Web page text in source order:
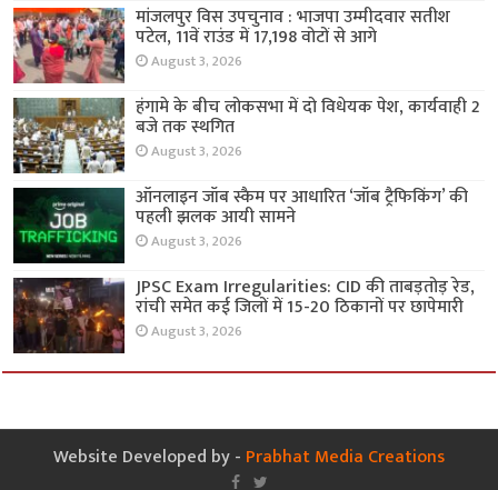
मांजलपुर विस उपचुनाव : भाजपा उम्मीदवार सतीश
पटेल, 11वें राउंड में 17,198 वोटों से आगे
August 3, 2026
हंगामे के बीच लोकसभा में दो विधेयक पेश, कार्यवाही 2
बजे तक स्थगित
August 3, 2026
ऑनलाइन जॉब स्कैम पर आधारित ‘जॉब ट्रैफिकिंग’ की
पहली झलक आयी सामने
August 3, 2026
JPSC Exam Irregularities: CID की ताबड़तोड़ रेड,
रांची समेत कई जिलों में 15-20 ठिकानों पर छापेमारी
August 3, 2026
Website Developed by - Prabhat Media Creations